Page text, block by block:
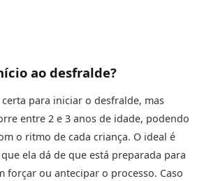
ao desfralde?
para iniciar o desfralde, mas
entre 2 e 3 anos de idade, podendo
o ritmo de cada criança. O ideal é
ela dá de que está preparada para
forçar ou antecipar o processo. Caso